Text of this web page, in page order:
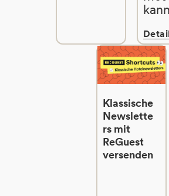
Klassische
Newslette
rs mit
ReGuest
versenden